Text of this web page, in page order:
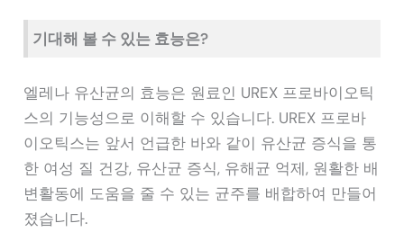
기대해 볼 수 있는 효능은?
엘레나 유산균의 효능은 원료인 UREX 프로바이오틱
스의 기능성으로 이해할 수 있습니다. UREX 프로바
이오틱스는 앞서 언급한 바와 같이 유산균 증식을 통
한 여성 질 건강, 유산균 증식, 유해균 억제, 원활한 배
변활동에 도움을 줄 수 있는 균주를 배합하여 만들어
졌습니다.